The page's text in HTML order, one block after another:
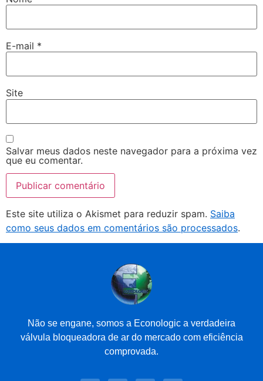
E-mail *
Site
Salvar meus dados neste navegador para a próxima vez
que eu comentar.
Este site utiliza o Akismet para reduzir spam. Saiba
como seus dados em comentários são processados.
Não se engane, somos a Econologic a verdadeira
válvula bloqueadora de ar do mercado com eficiência
comprovada.